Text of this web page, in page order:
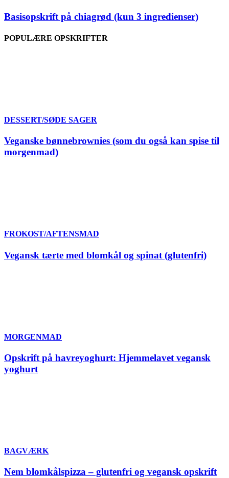
Basisopskrift på chiagrød (kun 3 ingredienser)
POPULÆRE OPSKRIFTER
DESSERT/SØDE SAGER
Veganske bønnebrownies (som du også kan spise til
morgenmad)
FROKOST/AFTENSMAD
Vegansk tærte med blomkål og spinat (glutenfri)
MORGENMAD
Opskrift på havreyoghurt: Hjemmelavet vegansk
yoghurt
BAGVÆRK
Nem blomkålspizza – glutenfri og vegansk opskrift